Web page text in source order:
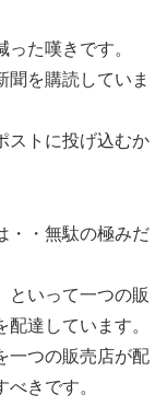
た嘆きです。
聞を購読していま
ストに投げ込むか
・・無駄の極みだ
といって一つの販
達しています。
一つの販売店が配
きです。